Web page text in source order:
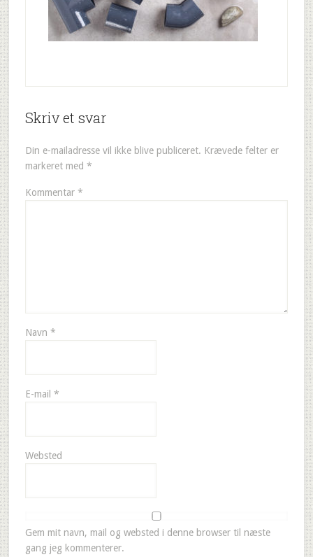
Skriv et svar
Din e-mailadresse vil ikke blive publiceret. Krævede felter er
markeret med *
Kommentar *
Navn *
E-mail *
Websted
Gem mit navn, mail og websted i denne browser til næste
gang jeg kommenterer.